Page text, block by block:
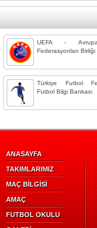
UEFA -
Federasyonları Birliği
Türkiye Futbol
Futbol Bilgi Bankası
ANASAYFA
TAKIMLARIMIZ
MAÇ BİLGİSİ
AMAÇ
FUTBOL OKULU